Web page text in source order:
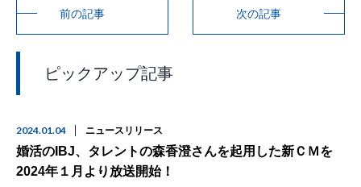
前の記事 次の記事
ピックアップ記事
2024.01.04 ニュースリリース
婚活のIBJ、タレントの森香澄さんを起用した新ＣＭを
2024年１月より放送開始！